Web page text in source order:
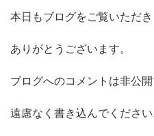
本日もブログをご覧いただき
ありがとうございます。
ブログへのコメントは非公
遠慮なく書き込んでください